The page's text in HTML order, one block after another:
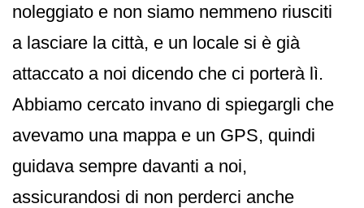
noleggiato e non siamo nemmeno riusciti
a lasciare la città, e un locale si è già
attaccato a noi dicendo che ci porterà lì.
Abbiamo cercato invano di spiegargli che
avevamo una mappa e un GPS, quindi
guidava sempre davanti a noi,
assicurandosi di non perderci anche